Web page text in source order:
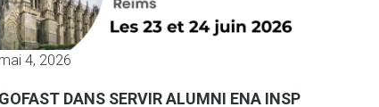
mai 4, 2026
GOFAST DANS SERVIR ALUMNI ENA INSP